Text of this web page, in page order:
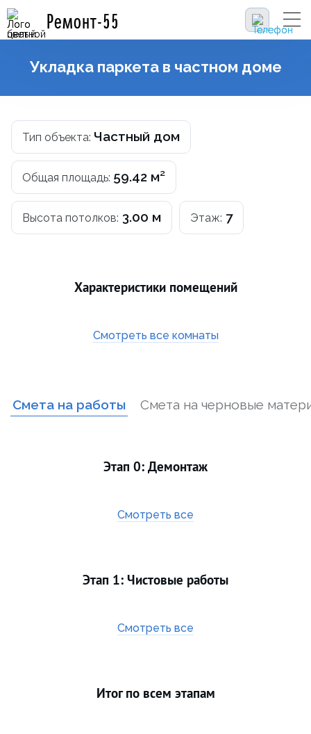
Ремонт-55
Укладка паркета в частном доме
Тип объекта: Частный дом
Общая площадь: 59.42 м²
Высота потолков: 3.00 м Этаж: 7
Характеристики помещений
Смотреть все комнаты
Смета на работы Смета на черновые
Этап 0: Демонтаж
Смотреть все
Этап 1: Чистовые работы
Смотреть все
Итог по всем этапам